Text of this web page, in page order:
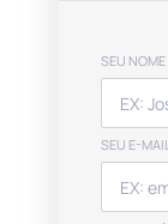
SEU NOME
SEU E-